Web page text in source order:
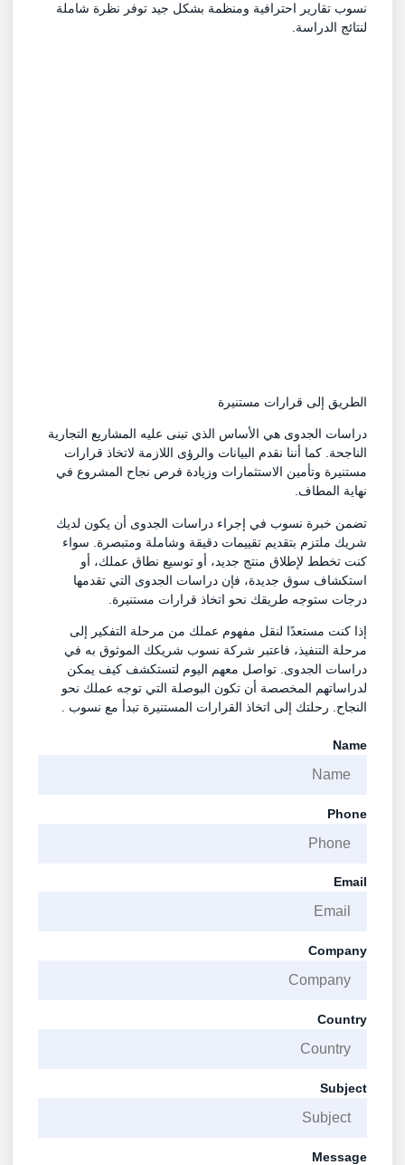
نسوب تقارير احترافية ومنظمة بشكل جيد توفر نظرة شاملة
لنتائج الدراسة.
الطريق إلى قرارات مستنيرة
دراسات الجدوى هي الأساس الذي تبنى عليه المشاريع التجارية
الناجحة. كما أننا نقدم البيانات والرؤى اللازمة لاتخاذ قرارات
مستنيرة وتأمين الاستثمارات وزيادة فرص نجاح المشروع في
نهاية المطاف.
تضمن خبرة نسوب في إجراء دراسات الجدوى أن يكون لديك
شريك ملتزم بتقديم تقييمات دقيقة وشاملة ومتبصرة. سواء
كنت تخطط لإطلاق منتج جديد، أو توسيع نطاق عملك، أو
استكشاف سوق جديدة، فإن دراسات الجدوى التي تقدمها
درجات ستوجه طريقك نحو اتخاذ قرارات مستنيرة.
إذا كنت مستعدًا لنقل مفهوم عملك من مرحلة التفكير إلى
مرحلة التنفيذ، فاعتبر شركة نسوب شريكك الموثوق به في
دراسات الجدوى. تواصل معهم اليوم لتستكشف كيف يمكن
لدراساتهم المخصصة أن تكون البوصلة التي توجه عملك نحو
النجاح. رحلتك إلى اتخاذ القرارات المستنيرة تبدأ مع نسوب .
Name
Phone
Email
Company
Country
Subject
Message